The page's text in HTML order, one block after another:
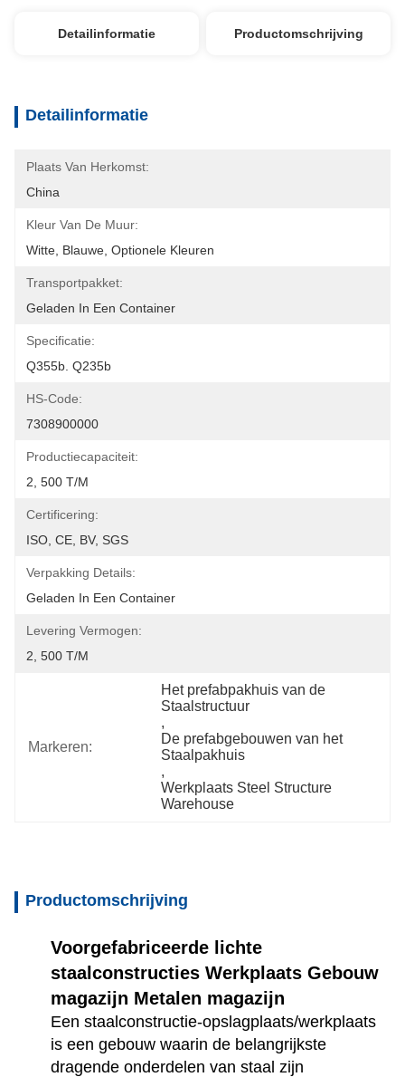
Detailinformatie Productomschrijving
Detailinformatie
Plaats Van Herkomst:
China
Kleur Van De Muur:
Witte, Blauwe, Optionele Kleuren
Transportpakket:
Geladen In Een Container
Specificatie:
Q355b. Q235b
HS-Code:
7308900000
Productiecapaciteit:
2, 500 T/M
Certificering:
ISO, CE, BV, SGS
Verpakking Details:
Geladen In Een Container
Levering Vermogen:
2, 500 T/M
Markeren:
Het prefabpakhuis van de
Staalstructuur
,
De prefabgebouwen van het
Staalpakhuis
,
Werkplaats Steel Structure
Warehouse
Productomschrijving
Voorgefabriceerde lichte
staalconstructies Werkplaats Gebouw
magazijn Metalen magazijn
Een staalconstructie-opslagplaats/werkplaats
is een gebouw waarin de belangrijkste
dragende onderdelen van staal zijn